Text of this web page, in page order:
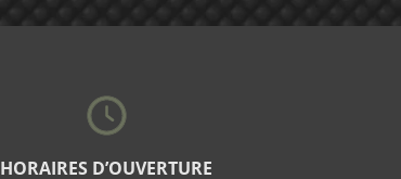
HORAIRES D’OUVERTURE